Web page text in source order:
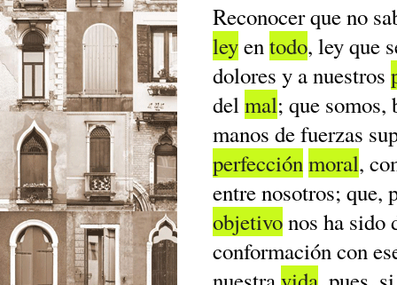
Reconocer que no
leyentodo, ley que
dolores y a nuestros
delmal; que somos,
manos de fuerzas
perfecciónmoral,
entre nosotros; que,
objetivonos ha sido
conformación con